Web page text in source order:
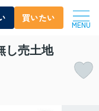
買いたい
MENU
し売土地